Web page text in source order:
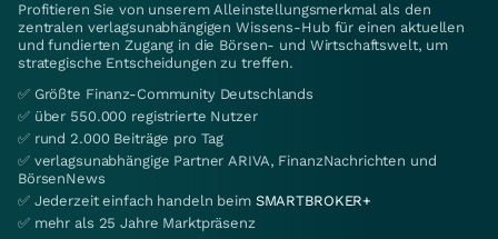
Profitieren Sie von unserem Alleinstellungsmerkmal als den
zentralen verlagsunabhängigen Wissens-Hub für einen aktuellen
und fundierten Zugang in die Börsen- und Wirtschaftswelt, um
strategische Entscheidungen zu treffen.
✅ Größte Finanz-Community Deutschlands
✅ über 550.000 registrierte Nutzer
✅ rund 2.000 Beiträge pro Tag
✅ verlagsunabhängige Partner ARIVA, FinanzNachrichten und
BörsenNews
✅ Jederzeit einfach handeln beim SMARTBROKER+
✅ mehr als 25 Jahre Marktpräsenz